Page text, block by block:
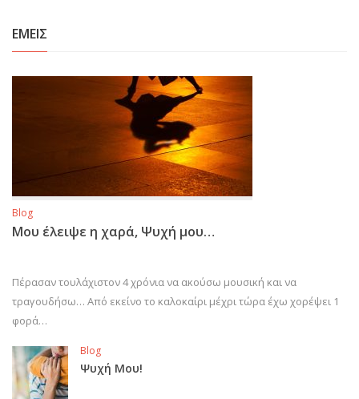
ΕΜΕΙΣ
Blog
Μου έλειψε η χαρά, Ψυχή μου…
Πέρασαν τουλάχιστον 4 χρόνια να ακούσω μουσική και να
τραγουδήσω… Από εκείνο το καλοκαίρι μέχρι τώρα έχω χορέψει 1
φορά…
Blog
Ψυχή Μου!